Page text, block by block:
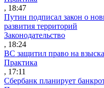
, 18:47
Путин подписал закон о
развития территорий
Законодательство
, 18:24
ВС защитил право на
Практика
, 17:11
Сбербанк планирует